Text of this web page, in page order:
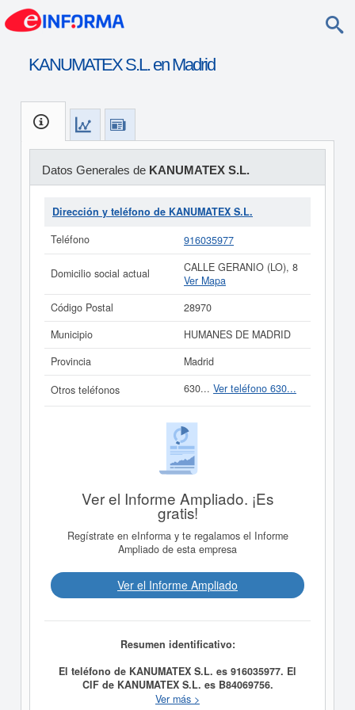
KANUMATEX S.L. en Madrid
Datos Generales de KANUMATEX S.L.
Dirección y teléfono de KANUMATEX S.L.
Teléfono
916035977
Domicilio social actual
CALLE GERANIO (LO), 8
Ver Mapa
Código Postal
28970
Municipio
HUMANES DE MADRID
Provincia
Madrid
Otros teléfonos
630... Ver teléfono 630...
Ver el Informe Ampliado. ¡Es
gratis!
Regístrate en eInforma y te regalamos el Informe
Ampliado de esta empresa
Ver el Informe Ampliado
Resumen identificativo:
El teléfono de KANUMATEX S.L. es 916035977. El
CIF de KANUMATEX S.L. es B84069756.
se constituyó el día 14/07/2004 con
Ver más >